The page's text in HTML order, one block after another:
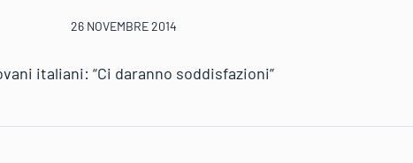
26 NOVEMBRE 2014
italiani: “Ci daranno soddisfazioni”